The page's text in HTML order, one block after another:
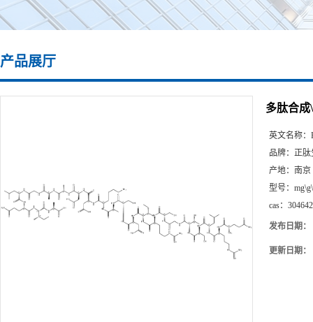
产品展厅
多肽合成
英文名称：
品牌： 正肽
产地： 南京
型号：
cas：
发布日期：
更新日期：